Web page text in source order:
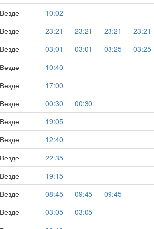
Везде
10:02
Везде 23:21 23:21 23:21
23:21
Везде 03:01 03:01 03:25
03:25
Везде
10:40
Везде
17:00
Везде 00:30
00:30
Везде
19:05
Везде
12:40
Везде
22:35
Везде
19:15
Везде 08:45 09:45
09:45
Везде 03:05
03:05